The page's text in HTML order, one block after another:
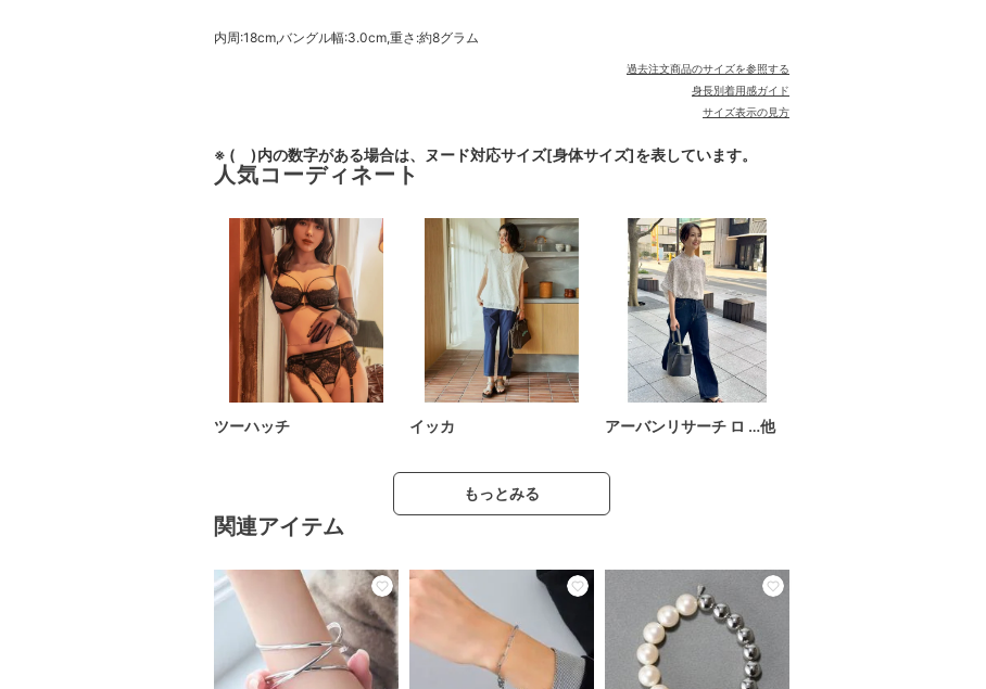
内周:18cm,バングル幅:3.0cm,重さ:約8グラム
過去注文商品のサイズを参照する
身長別着用感ガイド
サイズ表示の見方
※ ( )内の数字がある場合は、ヌード対応サイズ[身体サイズ]を表しています。
人気コーディネート
ツーハッチ イッカ アーバンリサーチ ロ …他
もっとみる
関連アイテム